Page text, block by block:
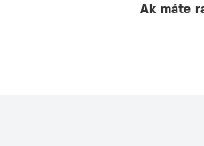
Ak máte